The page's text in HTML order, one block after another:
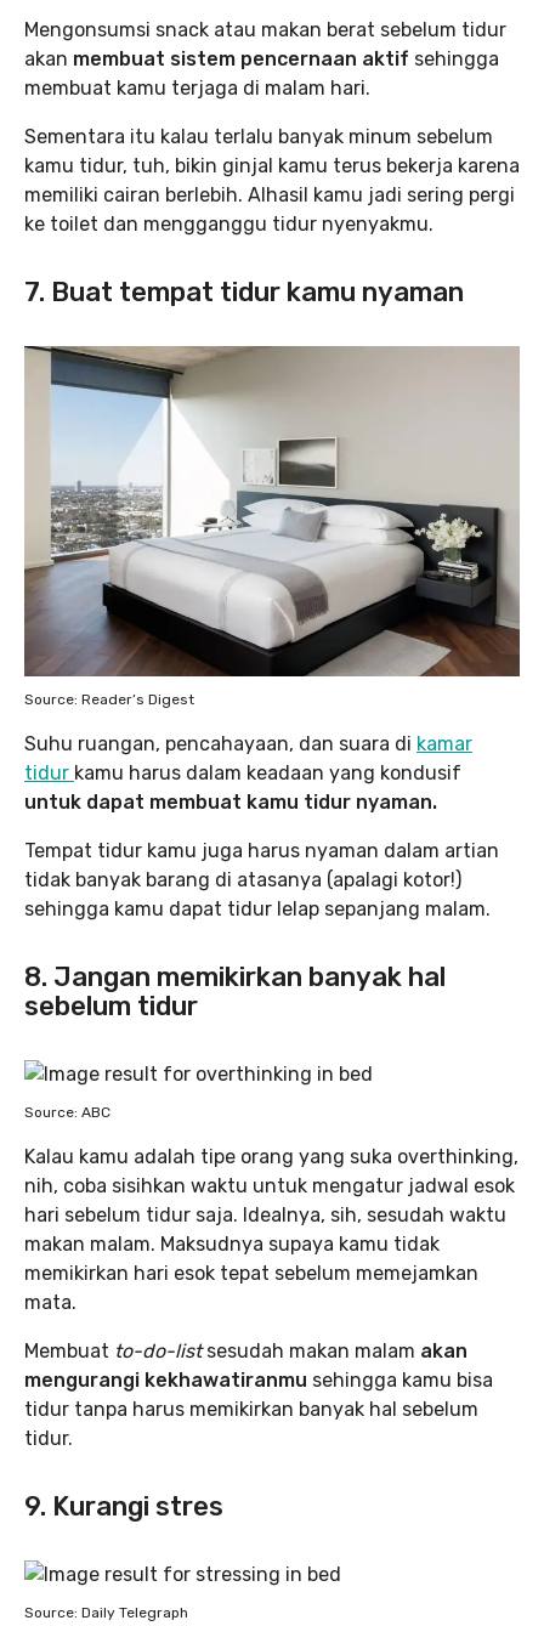
Mengonsumsi snack atau makan berat sebelum tidur
akan membuat sistem pencernaan aktif sehingga
membuat kamu terjaga di malam hari.
Sementara itu kalau terlalu banyak minum sebelum
kamu tidur, tuh, bikin ginjal kamu terus bekerja karena
memiliki cairan berlebih. Alhasil kamu jadi sering pergi
ke toilet dan mengganggu tidur nyenyakmu.
7. Buat tempat tidur kamu nyaman
Source: Reader’s Digest
Suhu ruangan, pencahayaan, dan suara di kamar
tidur kamu harus dalam keadaan yang kondusif
untuk dapat membuat kamu tidur nyaman.
Tempat tidur kamu juga harus nyaman dalam artian
tidak banyak barang di atasanya (apalagi kotor!)
sehingga kamu dapat tidur lelap sepanjang malam.
8. Jangan memikirkan banyak hal
sebelum tidur
Source: ABC
Kalau kamu adalah tipe orang yang suka overthinking,
nih, coba sisihkan waktu untuk mengatur jadwal esok
hari sebelum tidur saja. Idealnya, sih, sesudah waktu
makan malam. Maksudnya supaya kamu tidak
memikirkan hari esok tepat sebelum memejamkan
mata.
Membuat to-do-listsesudah makan malam akan
mengurangi kekhawatiranmu sehingga kamu bisa
tidur tanpa harus memikirkan banyak hal sebelum
tidur.
9. Kurangi stres
Source: Daily Telegraph